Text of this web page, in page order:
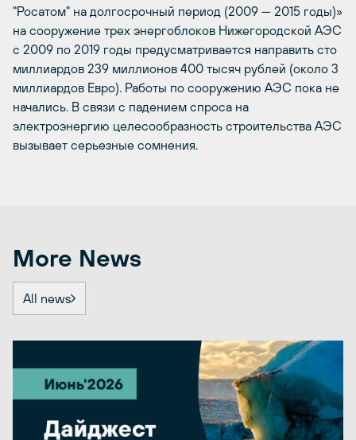
"Росатом" на долгосрочный период (2009 — 2015 годы)»
на сооружение трех энергоблоков Нижегородской АЭС
с 2009 по 2019 годы предусматривается направить сто
миллиардов 239 миллионов 400 тысяч рублей (около 3
миллиардов Евро). Работы по сооружению АЭС пока не
начались. В связи с падением спроса на
электроэнергию целесообразность строительства АЭС
вызывает серьезные сомнения.
More News
All news